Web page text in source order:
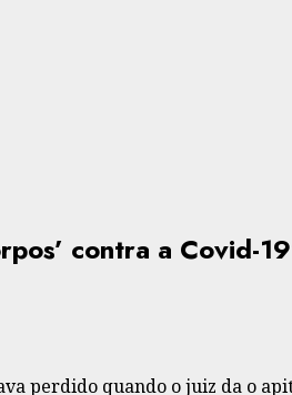
contra a Covid-19
perdido quando o juiz da o